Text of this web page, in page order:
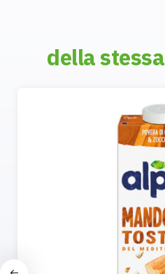
della stessa